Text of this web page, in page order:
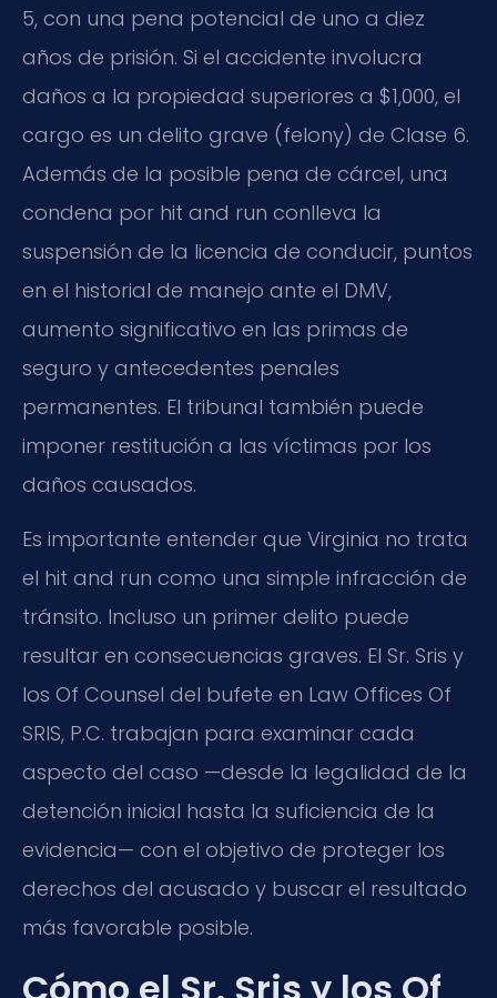
5, con una pena potencial de uno a diez
años de prisión. Si el accidente involucra
daños a la propiedad superiores a $1,000, el
cargo es un delito grave (felony) de Clase 6.
Además de la posible pena de cárcel, una
condena por hit and run conlleva la
suspensión de la licencia de conducir, puntos
en el historial de manejo ante el DMV,
aumento significativo en las primas de
seguro y antecedentes penales
permanentes. El tribunal también puede
imponer restitución a las víctimas por los
daños causados.
Es importante entender que Virginia no trata
el hit and run como una simple infracción de
tránsito. Incluso un primer delito puede
resultar en consecuencias graves. El Sr. Sris y
los Of Counsel del bufete en Law Offices Of
SRIS, P.C. trabajan para examinar cada
aspecto del caso —desde la legalidad de la
detención inicial hasta la suficiencia de la
evidencia— con el objetivo de proteger los
derechos del acusado y buscar el resultado
más favorable posible.